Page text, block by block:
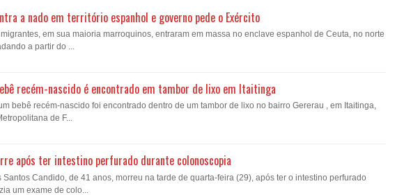
a nado em território espanhol e governo pede o Exército
em sua maioria marroquinos, entraram em massa no enclave espanhol de Ceuta, no norte
a partir do ...
recém-nascido é encontrado em tambor de lixo em Itaitinga
bebê recém-nascido foi encontrado dentro de um tambor de lixo no bairro Gererau , em Itaitinga,
de F...
após ter intestino perfurado durante colonoscopia
Santos Candido, de 41 anos, morreu na tarde de quarta-feira (29), após ter o intestino perfurado
um exame de colo...